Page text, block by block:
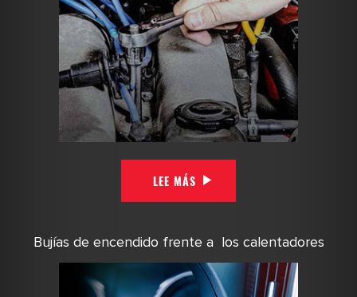
LEE MÁS
Bujías de encendido frente a los calentadores